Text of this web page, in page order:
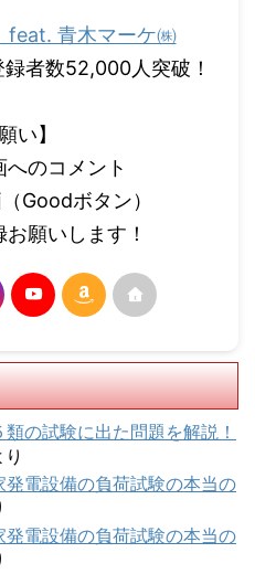
feat. 青木マーケ㈱
者数52,000人突破！
い】
のコメント
Goodボタン）
願いします！
の試験に出た問題を解説！
り
電設備の負荷試験の本当の
電設備の負荷試験の本当の